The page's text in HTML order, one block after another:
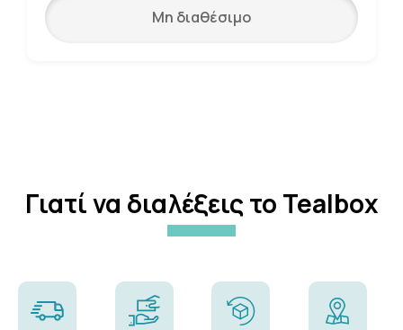
Μη διαθέσιμο
Γιατί να διαλέξεις το Tealbox